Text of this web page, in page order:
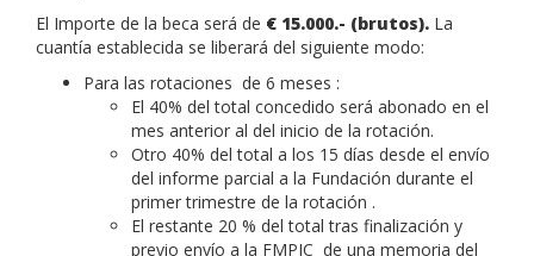
El Importe de la beca será de € 15.000.- (brutos). La
cuantía establecida se liberará del siguiente modo:
Para las rotaciones de 6 meses :
El 40% del total concedido será abonado en el
mes anterior al del inicio de la rotación.
Otro 40% del total a los 15 días desde el envío
del informe parcial a la Fundación durante el
primer trimestre de la rotación .
El restante 20 % del total tras finalización y
previo envío a la FMPJC de una memoria del